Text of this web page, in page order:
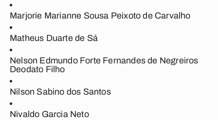
Marjorie Marianne Sousa Peixoto de Carvalho
Matheus Duarte de Sá
Nelson Edmundo Forte Fernandes de Negreiros
Deodato Filho
Nilson Sabino dos Santos
Nivaldo Garcia Neto